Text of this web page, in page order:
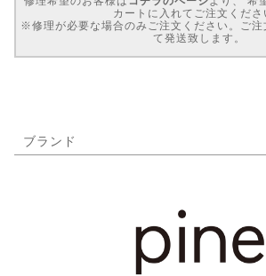
カートに入れてご注文くださ
※修理が必要な場合のみご注文ください。ご注
て発送致します。
ブランド